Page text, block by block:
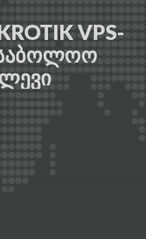
VPS-
ᲡᲐᲑᲝᲚᲝᲝ